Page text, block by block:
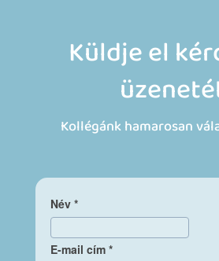
Küldje el
Kollégánk hamarosan
Név *
E-mail cím *